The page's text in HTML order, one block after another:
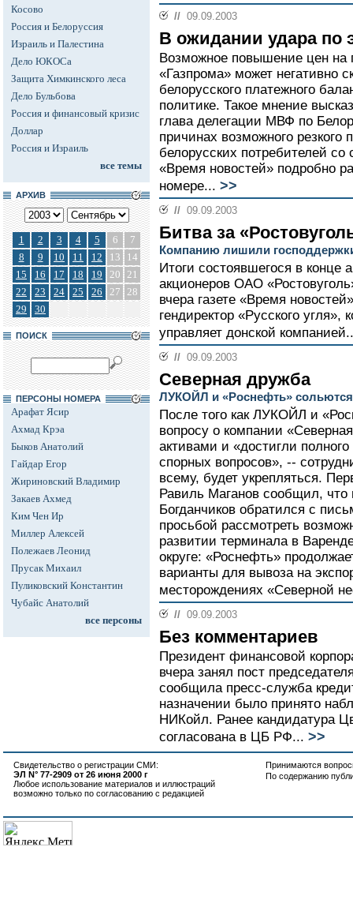
Косово
Россия и Белоруссия
Израиль и Палестина
Дело ЮКОСа
Защита Химкинского леса
Дело Бульбова
Россия и финансовый кризис
Доллар
Россия и Израиль
все темы
АРХИВ
1 2 3 4 5 6
7
8
9 10 11 12 13
14
15
16 17 18 19 20 21
22
23 24 25 26 27 28
29
30
ПОИСК
ПЕРСОНЫ НОМЕРА
Арафат Ясир
Ахмад Крэа
Быков Анатолий
Гайдар Егор
Жириновский Владимир
Закаев Ахмед
Ким Чен Ир
Миллер Алексей
Полежаев Леонид
Прусак Михаил
Пуликовский Константин
Чубайс Анатолий
все персоны
// 09.09.2003
В ожидании удара по
Возможное повышение цен на
«Газпрома» может негативно
белорусского платежного
политике. Такое мнение
глава делегации МВФ по
причинах возможного
белорусских потребителей со
«Время новостей» подробно
номере... >>
// 09.09.2003
Битва за
Компанию лишили
Итоги состоявшегося в конце
акционеров ОАО
вчера газете «Время
гендиректор «Русского
управляет донской
// 09.09.2003
Северная дружба
ЛУКОЙЛ и «Роснефть»
После того как ЛУКОЙЛ и
вопросу о компании
активами и «достигли
спорных вопросов», --
всему, будет укрепляться.
Равиль Маганов сообщил, что
Богданчиков обратился с
просьбой рассмотреть
развитии терминала в
округе: «Роснефть»
варианты для вывоза на
месторождениях «Северной
// 09.09.2003
Без комментариев
Президент финансовой
вчера занял пост
сообщила пресс-служба
назначении было принято
НИКойл. Ранее кандидатура
согласована в ЦБ РФ... >>
Свидетельство о регистрации СМИ:
ЭЛ N° 77-2909 от 26 июня 2000 г
Любое использование материалов и иллюстраций
возможно только по согласованию с редакцией
Принимаются
По содержанию